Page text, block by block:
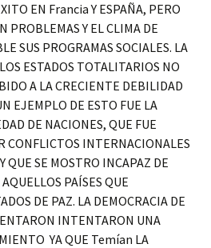
EN Francia Y ESPAÑA, PERO
PROBLEMAS Y EL CLIMA DE
SUS PROGRAMAS SOCIALES. LA
ESTADOS TOTALITARIOS NO
A LA CRECIENTE DEBILIDAD
EJEMPLO DE ESTO FUE LA
DE NACIONES, QUE FUE
CONFLICTOS INTERNACIONALES
QUE SE MOSTRO INCAPAZ DE
PAÍSES QUE
DE PAZ. LA DEMOCRACIA DE
INTENTARON UNA
YA QUE Temían LA